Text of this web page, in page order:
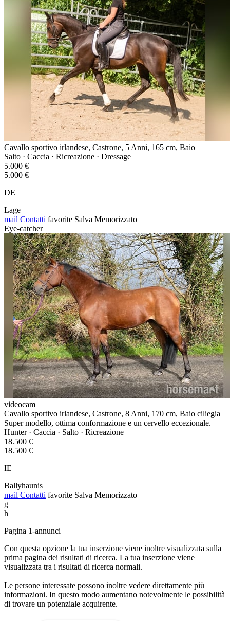
Cavallo sportivo irlandese, Castrone, 5 Anni, 165 cm, Baio
Salto · Caccia · Ricreazione · Dressage
5.000 €
5.000 €
DE
Lage
mail Contatti favorite Salva Memorizzato
Eye-catcher
videocam
Cavallo sportivo irlandese, Castrone, 8 Anni, 170 cm, Baio ciliegia
Super modello, ottima conformazione e un cervello eccezionale.
Hunter · Caccia · Salto · Ricreazione
18.500 €
18.500 €
IE
Ballyhaunis
mail Contatti favorite Salva Memorizzato
g
h
Pagina 1-annunci
Con questa opzione la tua inserzione viene inoltre visualizzata sulla
prima pagina dei risultati di ricerca. La tua inserzione viene
visualizzata tra i risultati di ricerca normali.
Le persone interessate possono inoltre vedere direttamente più
informazioni. In questo modo aumentano notevolmente le possibilità
di trovare un potenziale acquirente.